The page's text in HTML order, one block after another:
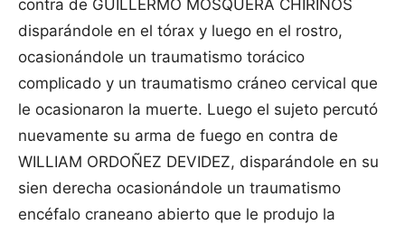
contra de GUILLERMO MOSQUERA CHIRINOS
disparándole en el tórax y luego en el rostro,
ocasionándole un traumatismo torácico
complicado y un traumatismo cráneo cervical que
le ocasionaron la muerte. Luego el sujeto percutó
nuevamente su arma de fuego en contra de
WILLIAM ORDOÑEZ DEVIDEZ, disparándole en su
sien derecha ocasionándole un traumatismo
encéfalo craneano abierto que le produjo la